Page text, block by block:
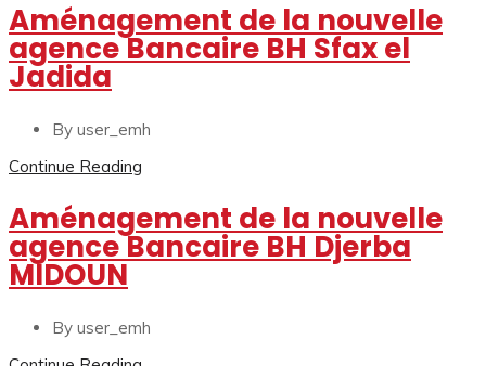
Aménagement de la nouvelle
agence Bancaire BH Sfax el
Jadida
By user_emh
Continue Reading
Aménagement de la nouvelle
agence Bancaire BH Djerba
MIDOUN
By user_emh